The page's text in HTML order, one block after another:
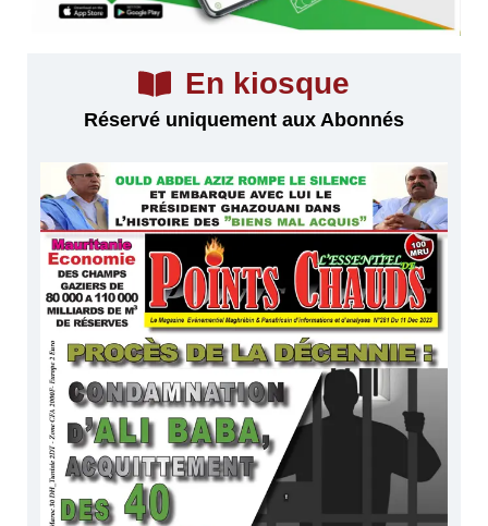
En kiosque
Réservé uniquement aux Abonnés